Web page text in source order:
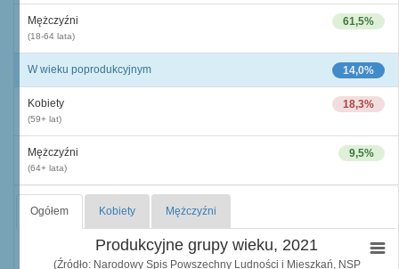
61,5%
Mężczyźni
(18-64 lata)
14,0%
W wieku poprodukcyjnym
18,3%
Kobiety
(59+ lat)
9,5%
Mężczyźni
(64+ lata)
Ogółem Kobiety Mężczyźni
Produkcyjne grupy wieku, 2021
(Źródło: Narodowy Spis Powszechny Ludności i Mieszkań, NSP